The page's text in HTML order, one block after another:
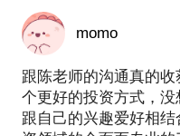
momo
跟陈老师的沟通真的
个更好的投资方式，
跟自己的兴趣爱好相